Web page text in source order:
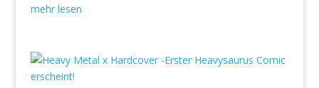
mehr lesen